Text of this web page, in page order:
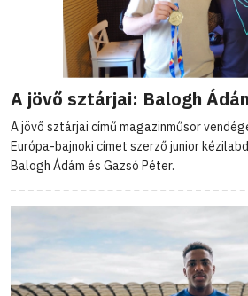
A jövő sztárjai: Balogh
A jövő sztárjai című magazinműsor
Európa-bajnoki címet szerző junior
Balogh Ádám és Gazsó Péter.